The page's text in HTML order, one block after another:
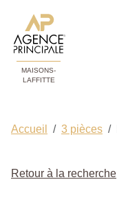
MAISONS-
LAFFITTE
Accueil 3 pièces
Retour à la recherche